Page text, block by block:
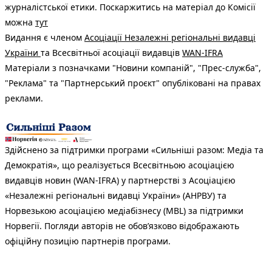
журналістської етики. Поскаржитись на матеріал до Комісії
можна тут
Видання є членом Асоціації Незалежні регіональні видавці
України та Всесвітньої асоціації видавців WAN-IFRA
Матеріали з позначками "Новини компаній", "Прес-служба",
"Реклама" та "Партнерський проєкт" опубліковані на правах
реклами.
Здійснено за підтримки програми «Сильніші разом: Медіа та
Демократія», що реалізується Всесвітньою асоціацією
видавців новин (WAN-IFRA) у партнерстві з Асоціацією
«Незалежні регіональні видавці України» (АНРВУ) та
Норвезькою асоціацією медіабізнесу (MBL) за підтримки
Норвегії. Погляди авторів не обов’язково відображають
офіційну позицію партнерів програми.